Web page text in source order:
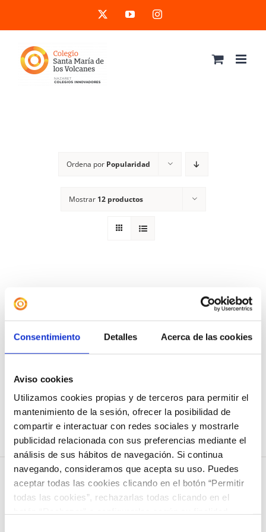
Consentimiento Detalles Acerca de las cookies
Aviso cookies
Utilizamos cookies propias y de terceros para permitir el
mantenimiento de la sesión, ofrecer la posibilidad de
compartir e interactuar con redes sociales y mostrarle
publicidad relacionada con sus preferencias mediante el
análisis de sus hábitos de navegación. Si continua
navegando, consideramos que acepta su uso. Puedes
aceptar todas las cookies clicando en el botón “Permitir
todas las cookies”, rechazarlas todas clicando en el
al
contenido
YouTubeInstagram
Ordena por Popularidad
Mostrar 12 productos
Camiseta «The Greatest
Showman»
12,00€
Seleccionar opciones
producto
tiene
múltiples
variantes.
Las
opciones
se